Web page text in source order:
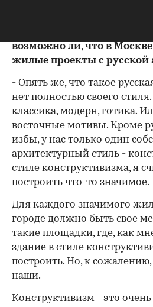
возможно ли, что в
жилые проекты с русской
- Опять же, что такое
нет полностью своего
классика, модерн, готика.
восточные мотивы. Кроме
избы, у нас только один
архитектурный стиль -
стиле конструктивизма, я
построить что-то значимое.
Для каждого значимого
городе должно быть свое
такие площадки, где, как
здание в стиле
построить. Но, к
наши.
Конструктивизм - это